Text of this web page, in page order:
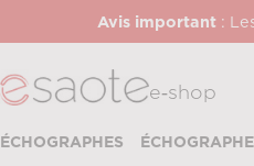
Avis important:
e‑shop
ÉCHOGRAPHES